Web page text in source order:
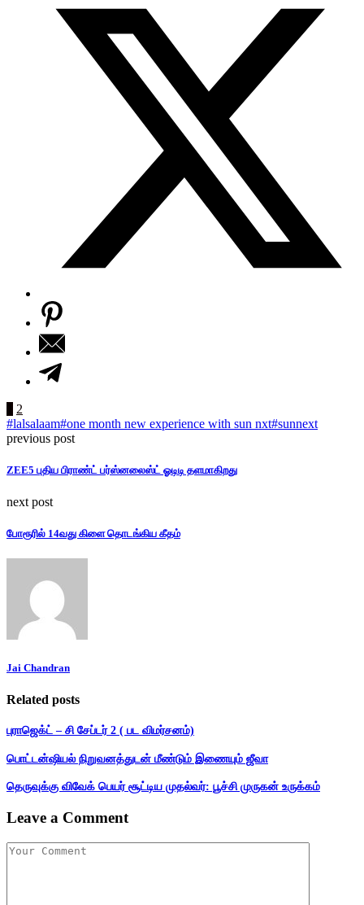
2
#lalsalaam#one month new experience with sun nxt#sunnext
previous post
ZEE5 புதிய பிராண்ட் பர்ஸ்னலைஸ்ட் ஓடிடி தளமாகிறது
next post
போரூரில் 14வது கிளை தொடங்கிய கீதம்
Jai Chandran
Related posts
புராஜெக்ட் – சி சேப்டர் 2 ( பட விமர்சனம்)
பொட்டன்ஷியல் நிறுவனத்துடன் மீண்டும் இணையும் ஜீவா
தெருவுக்கு விவேக் பெயர் சூட்டிய முதல்வர்: பூச்சி முருகன் உருக்கம்
Leave a Comment